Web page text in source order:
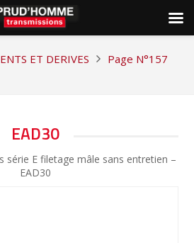
ET DERIVES
Page N°157
EAD30
série E filetage mâle sans entretien –
EAD30